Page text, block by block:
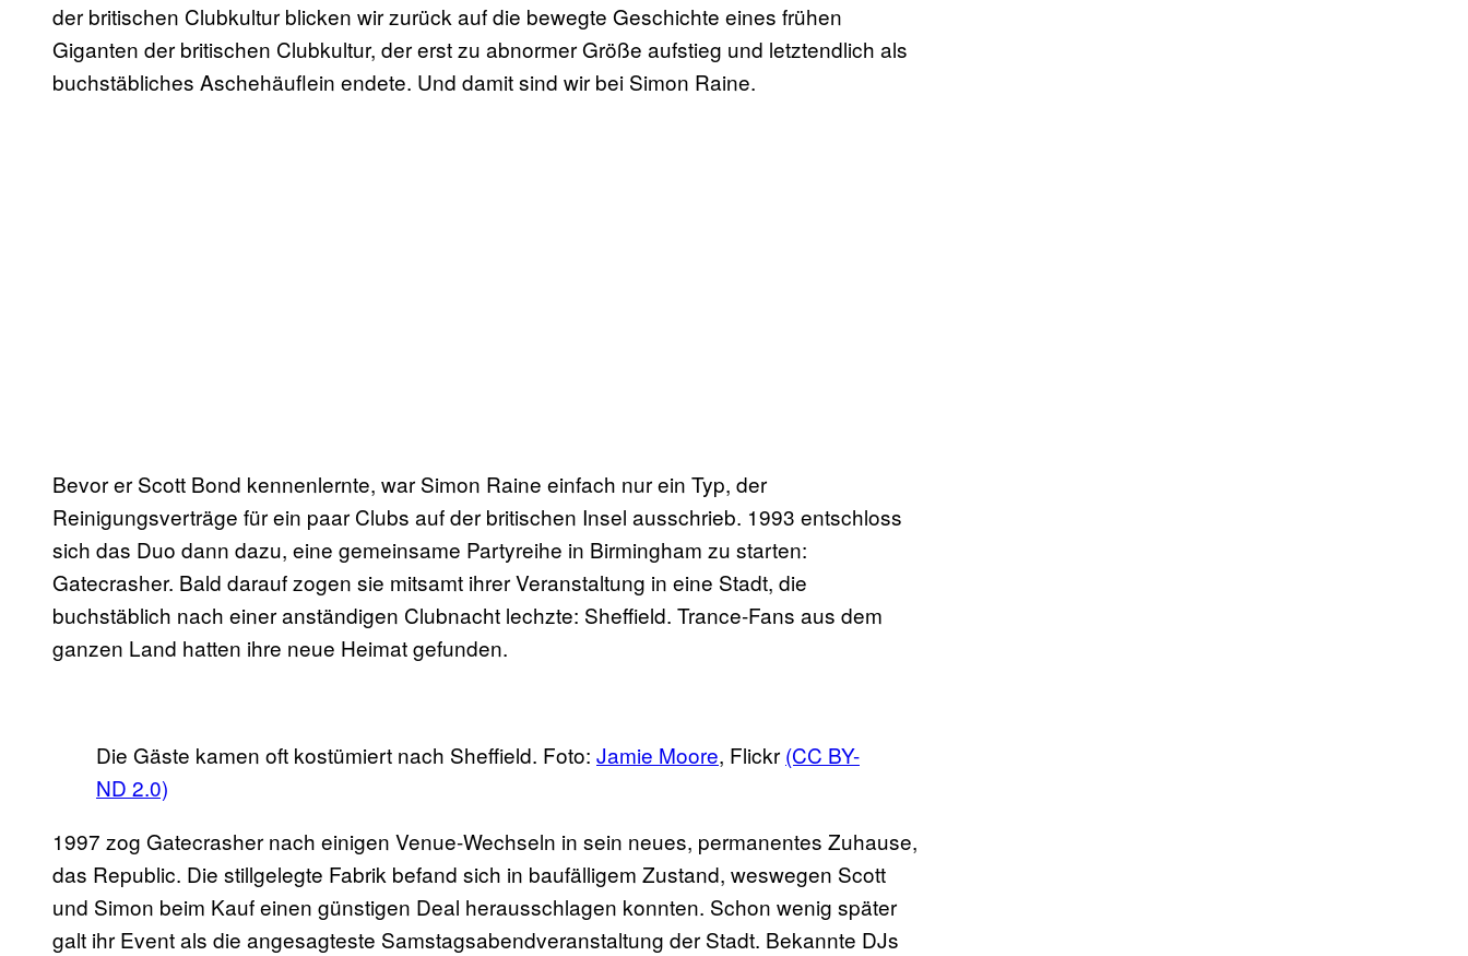
der britischen Clubkultur blicken wir zurück auf die bewegte Geschichte eines frühen
Giganten der britischen Clubkultur, der erst zu abnormer Größe aufstieg und letztendlich als
buchstäbliches Aschehäuflein endete. Und damit sind wir bei Simon Raine.
Bevor er Scott Bond kennenlernte, war Simon Raine einfach nur ein Typ, der
Reinigungsverträge für ein paar Clubs auf der britischen Insel ausschrieb. 1993 entschloss
sich das Duo dann dazu, eine gemeinsame Partyreihe in Birmingham zu starten:
Gatecrasher. Bald darauf zogen sie mitsamt ihrer Veranstaltung in eine Stadt, die
buchstäblich nach einer anständigen Clubnacht lechzte: Sheffield. Trance-Fans aus dem
ganzen Land hatten ihre neue Heimat gefunden.
Die Gäste kamen oft kostümiert nach Sheffield. Foto: Jamie Moore, Flickr (CC BY-
ND 2.0)
1997 zog Gatecrasher nach einigen Venue-Wechseln in sein neues, permanentes Zuhause,
das Republic. Die stillgelegte Fabrik befand sich in baufälligem Zustand, weswegen Scott
und Simon beim Kauf einen günstigen Deal herausschlagen konnten. Schon wenig später
galt ihr Event als die angesagteste Samstagsabendveranstaltung der Stadt. Bekannte DJs